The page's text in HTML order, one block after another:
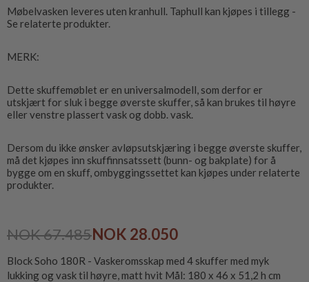
Møbelvasken leveres uten kranhull. Taphull kan kjøpes i tillegg -
Se relaterte produkter.
MERK:
Dette skuffemøblet er en universalmodell, som derfor er
utskjært for sluk i begge øverste skuffer, så kan brukes til høyre
eller venstre plassert vask og dobb. vask.
Dersom du ikke ønsker avløpsutskjæring i begge øverste skuffer,
må det kjøpes inn skuffinnsatssett (bunn- og bakplate) for å
bygge om en skuff, ombyggingssettet kan kjøpes under relaterte
produkter.
NOK 67.485NOK 28.050
Block Soho 180R - Vaskeromsskap med 4 skuffer med myk
lukking og vask til høyre, matt hvit Mål: 180 x 46 x 51,2 h cm